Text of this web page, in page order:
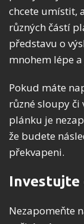
chcete umístit,
různých částí
představu o
mnohem lépe
Pokud máte
různé sloupy či
plánku je
že budete
překvapeni.
Investujte
Nezapomeňte